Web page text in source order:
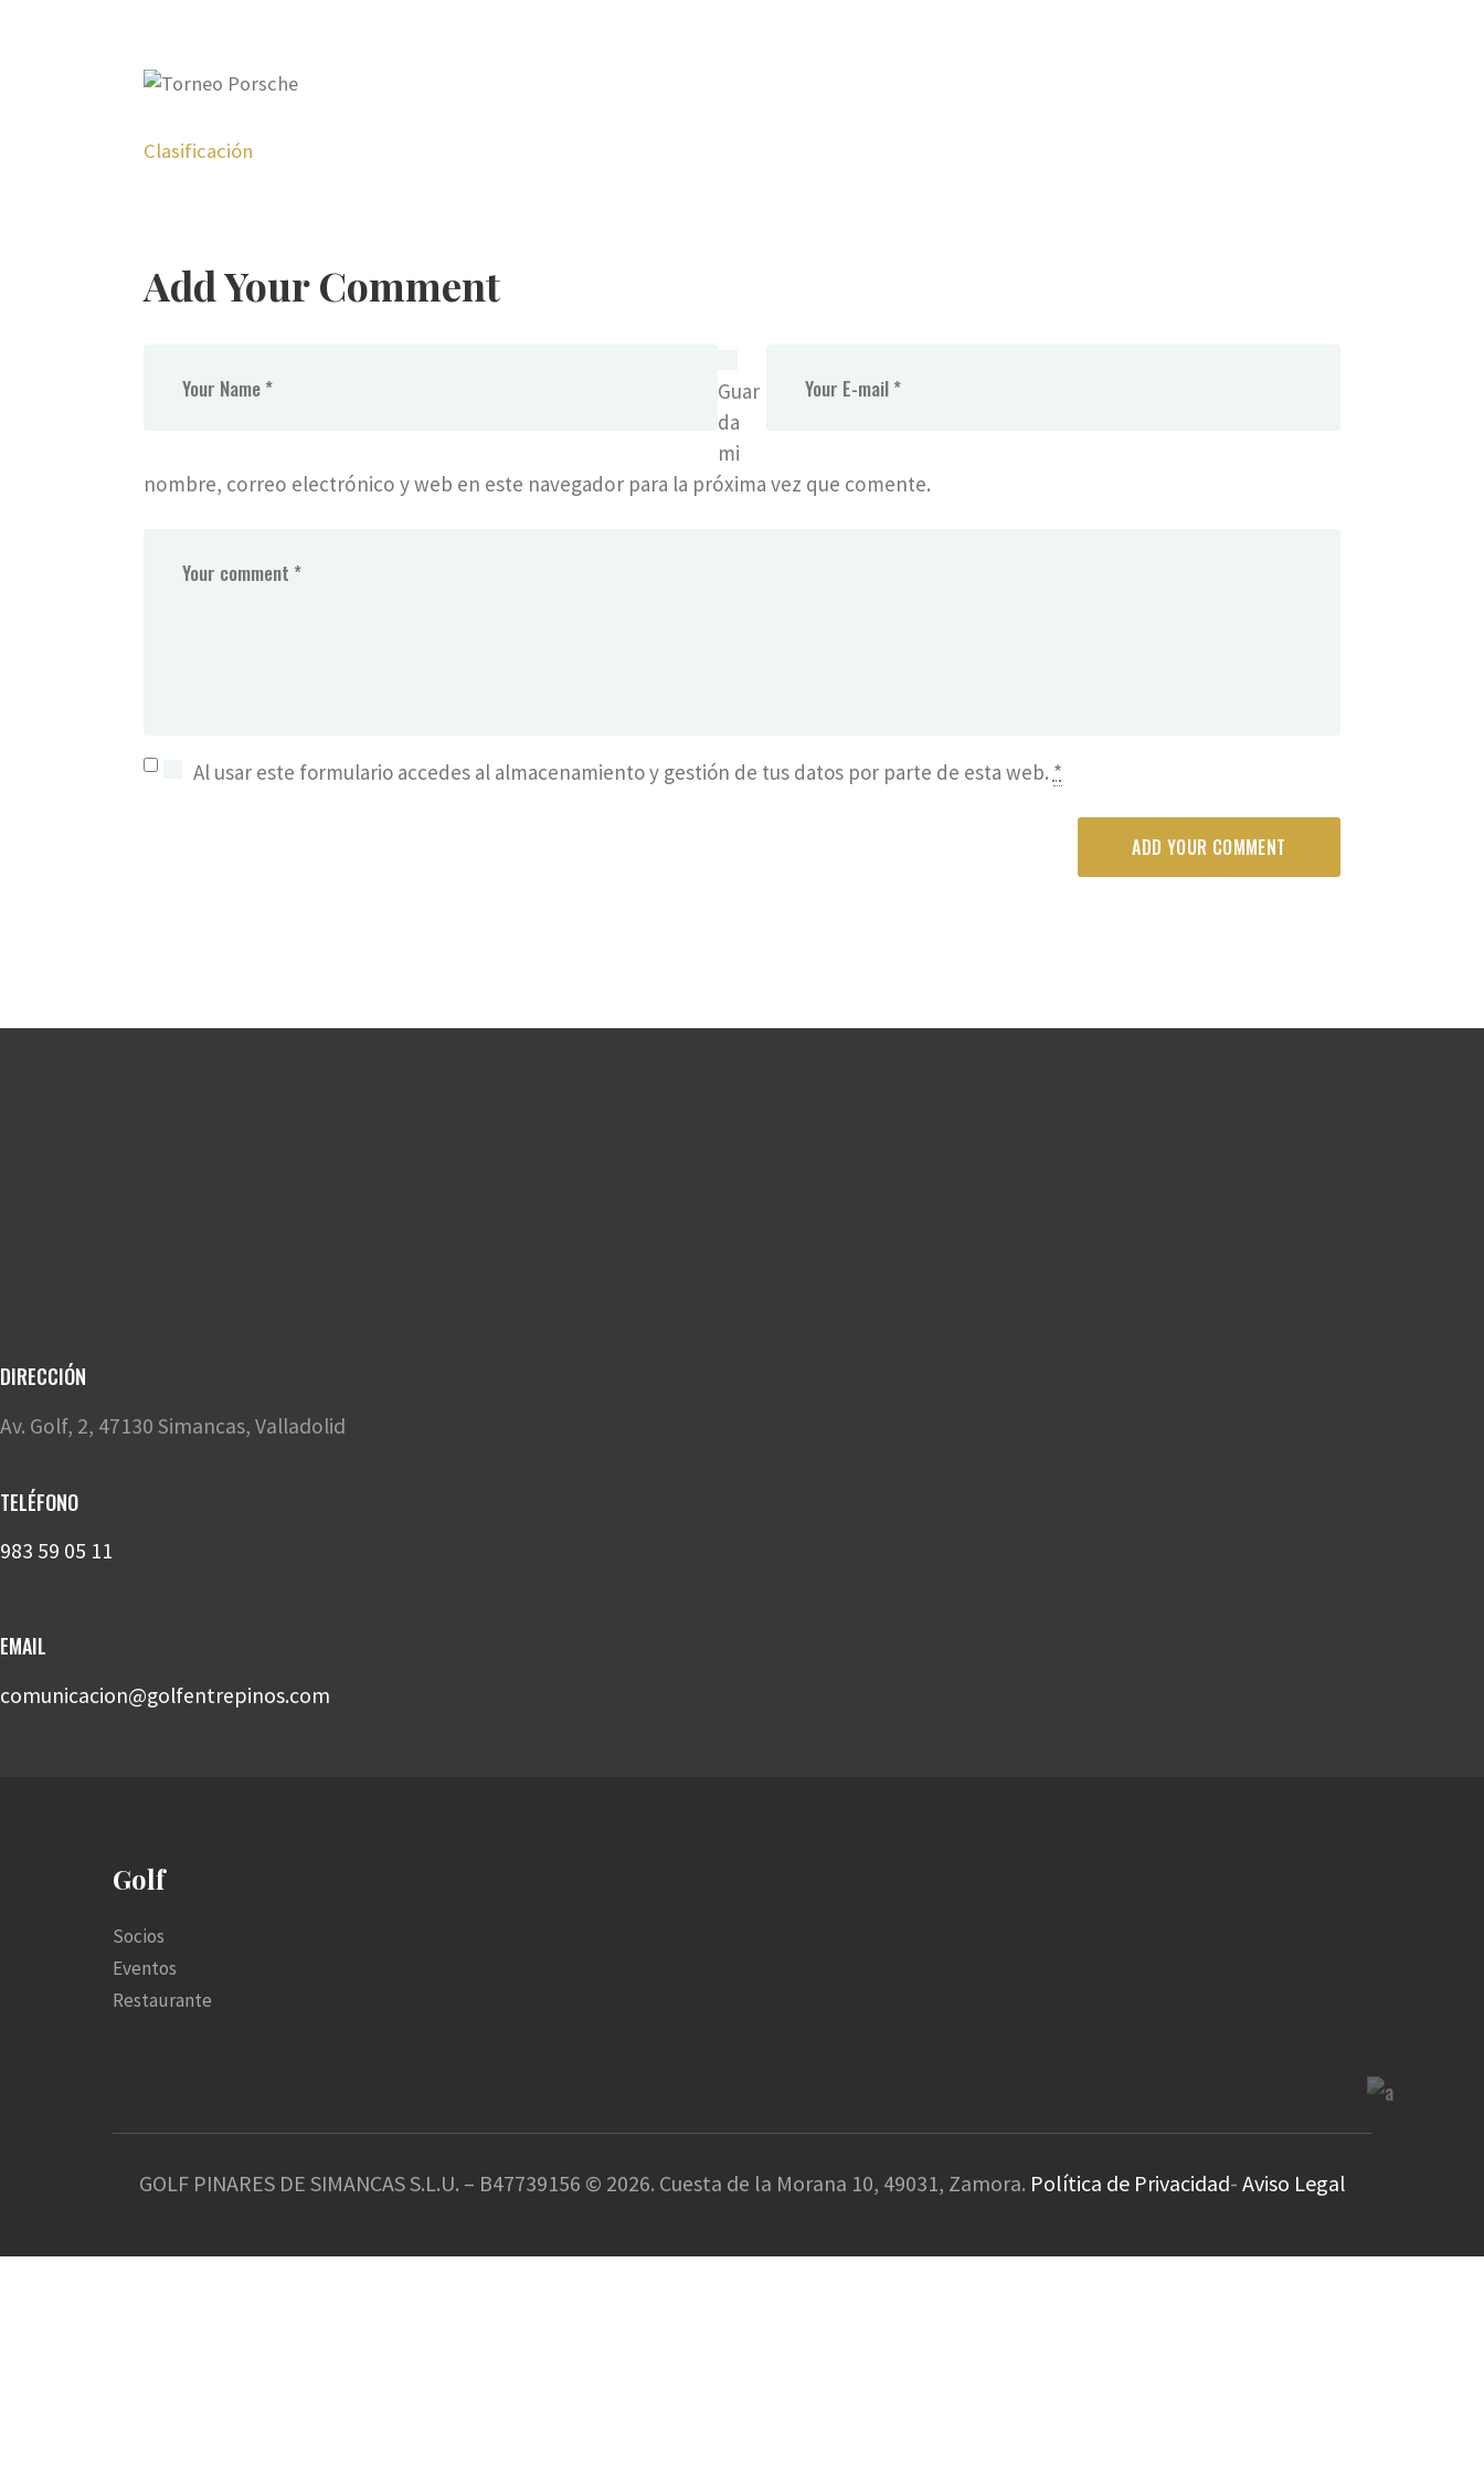
Clasificación
Add Your Comment
Guar
da
mi
nombre, correo electrónico y web en este navegador para la próxima vez que comente.
Al usar este formulario accedes al almacenamiento y gestión de tus datos por parte de esta web. *
DIRECCIÓN
Av. Golf, 2, 47130 Simancas, Valladolid
TELÉFONO
983 59 05 11
EMAIL
comunicacion@golfentrepinos.com
Golf
Socios
Eventos
Restaurante
GOLF PINARES DE SIMANCAS S.L.U. – B47739156 © 2026. Cuesta de la Morana 10, 49031, Zamora. Política de Privacidad- Aviso Legal